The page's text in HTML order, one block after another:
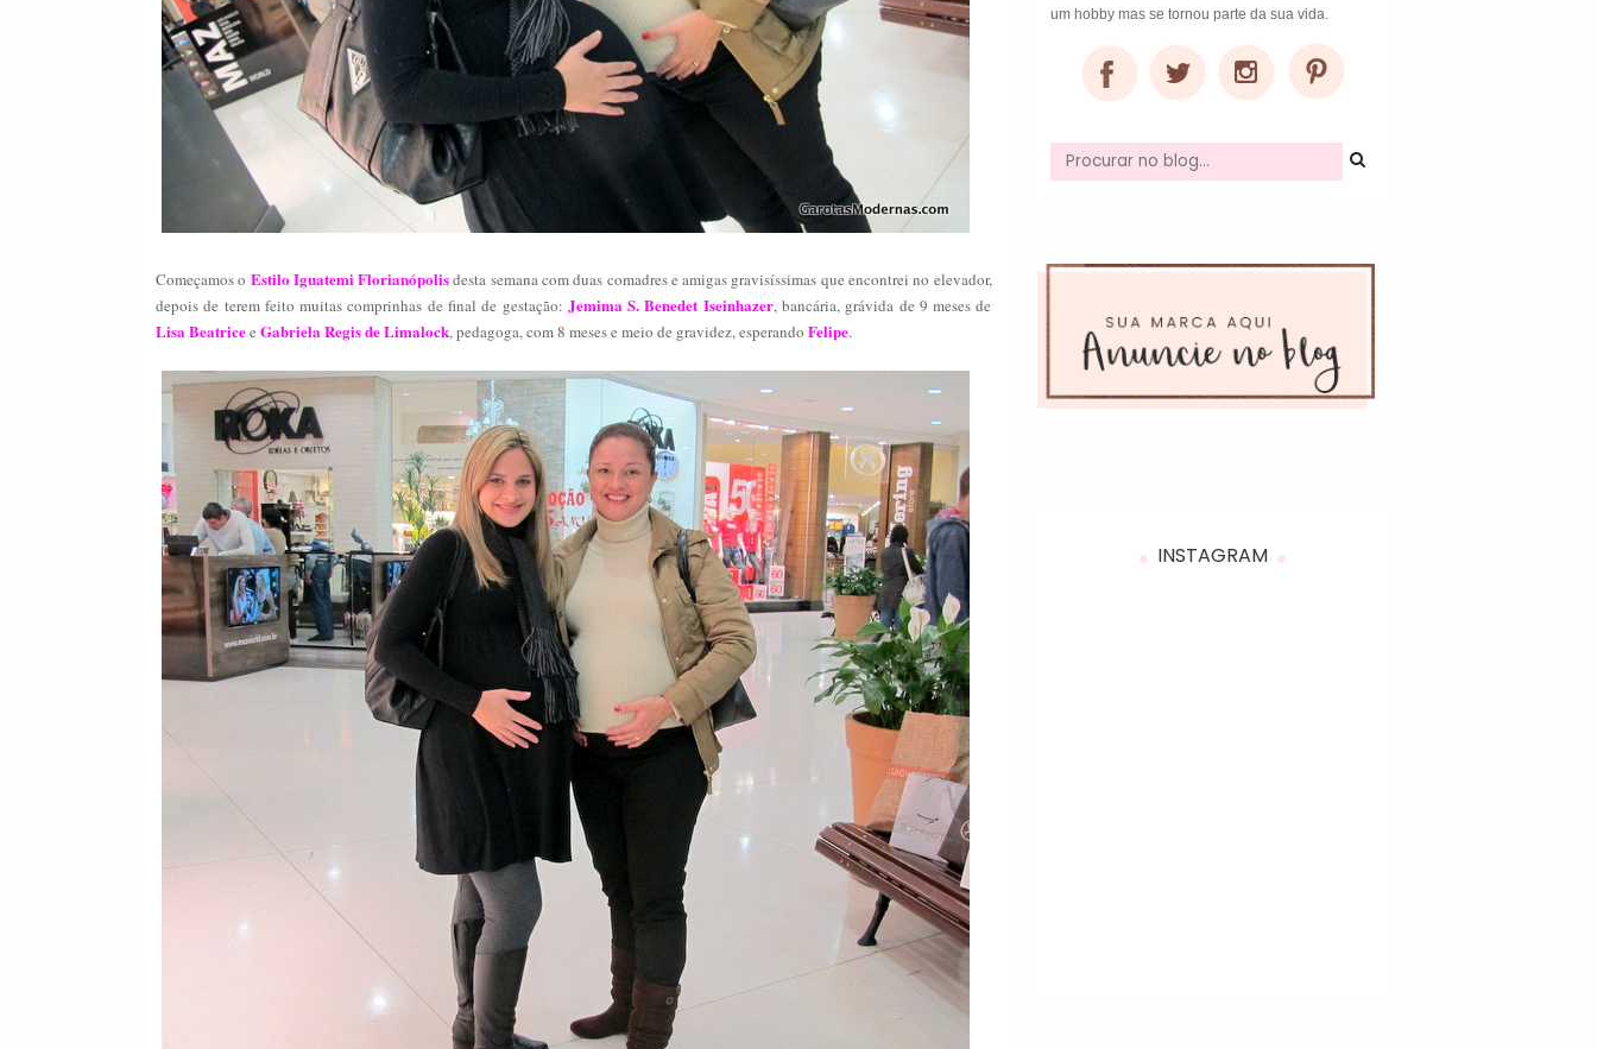
Começamos o Estilo Iguatemi Florianópolisdesta semana com duas comadres e amigas gravisíssimas que encontrei no elevador,
depois de terem feito muitas comprinhas de final de gestação: Jemima S. Benedet Iseinhazer, bancária, grávida de 9 meses de
Lisa BeatriceeGabriela Regis de Limalock, pedagoga, com 8 meses e meio de gravidez, esperandoFelipe.
um hobby mas se tornou parte da sua vida.
INSTAGRAM